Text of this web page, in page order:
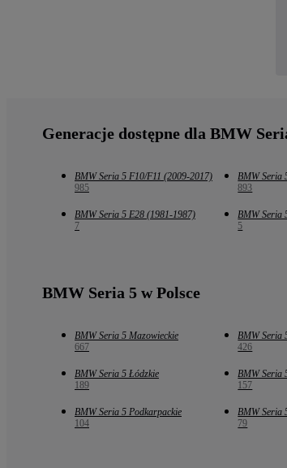
Generacje dostępne dla BMW
BMW Seria 5 F10/F11 (2009-2017)
985
BMW Seria
893
BMW Seria 5 E28 (1981-1987)
7
BMW Seria
5
BMW Seria 5 w Polsce
BMW Seria 5 Mazowieckie
667
BMW Seria
426
BMW Seria 5 Łódzkie
189
BMW Seria
157
BMW Seria 5 Podkarpackie
104
BMW Seria
79